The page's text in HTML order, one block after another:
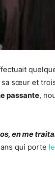
sa sœur et
passante,
en me
qui porte